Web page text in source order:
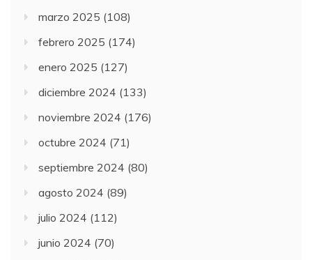
marzo 2025 (108)
febrero 2025 (174)
enero 2025 (127)
diciembre 2024 (133)
noviembre 2024 (176)
octubre 2024 (71)
septiembre 2024 (80)
agosto 2024 (89)
julio 2024 (112)
junio 2024 (70)